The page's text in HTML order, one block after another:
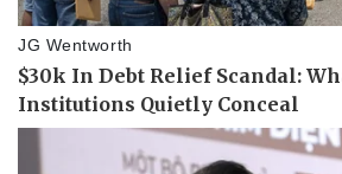
eSports
Hậu trường